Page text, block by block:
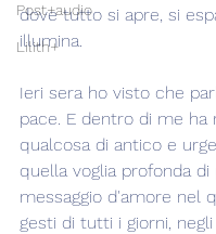
Post+audio
Lilith+
dove tutto si apre, si
illumina.
Ieri sera ho visto che
pace. E dentro di me ha
qualcosa di antico e
quella voglia profonda
messaggio d'amore nel
gesti di tutti i giorni,